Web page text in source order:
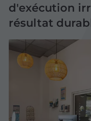
d'exécution
résultat